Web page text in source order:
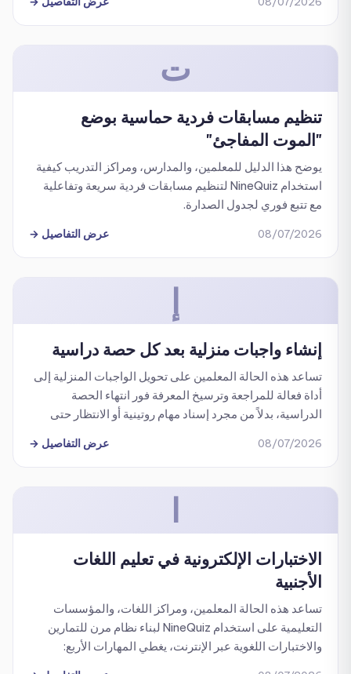
ت
تنظيم مسابقات فردية حماسية بوضع
"الموت المفاجئ"
يوضح هذا الدليل للمعلمين، والمدارس، ومراكز التدريب كيفية
استخدام NineQuiz لتنظيم مسابقات فردية سريعة وتفاعلية
مع تتبع فوري لجدول الصدارة.
08/07/2026 عرض التفاصيل →
إ
إنشاء واجبات منزلية بعد كل حصة دراسية
تساعد هذه الحالة المعلمين على تحويل الواجبات المنزلية إلى
أداة فعالة للمراجعة وترسيخ المعرفة فور انتهاء الحصة
الدراسية، بدلاً من مجرد إسناد مهام روتينية أو الانتظار حتى
08/07/2026 عرض التفاصيل →
ا
الاختبارات الإلكترونية في تعليم اللغات
الأجنبية
تساعد هذه الحالة المعلمين، ومراكز اللغات، والمؤسسات
التعليمية على استخدام NineQuiz لبناء نظام مرن للتمارين
والاختبارات اللغوية عبر الإنترنت، يغطي المهارات الأربع: